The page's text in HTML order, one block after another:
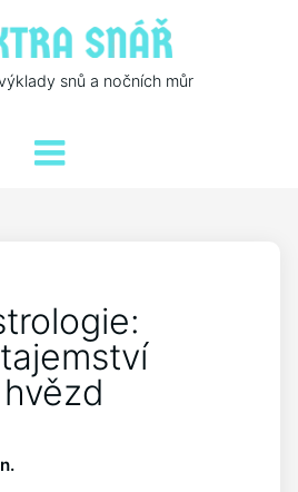
snů a nočních můr